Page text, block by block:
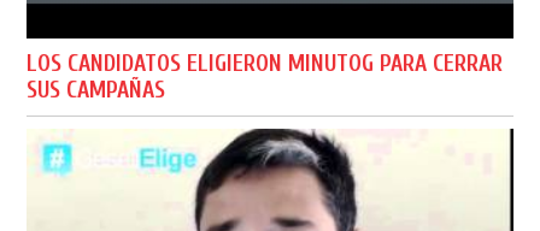
LOS CANDIDATOS ELIGIERON MINUTOG PARA CERRAR
SUS CAMPAÑAS